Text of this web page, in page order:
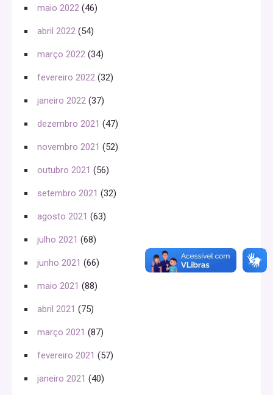
maio 2022 (46)
abril 2022 (54)
março 2022 (34)
fevereiro 2022 (32)
janeiro 2022 (37)
dezembro 2021 (47)
novembro 2021 (52)
outubro 2021 (56)
setembro 2021 (32)
agosto 2021 (63)
julho 2021 (68)
junho 2021 (66)
maio 2021 (88)
abril 2021 (75)
março 2021 (87)
fevereiro 2021 (57)
janeiro 2021 (40)